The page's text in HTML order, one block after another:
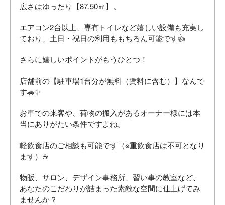
広さはゆったり【87.50㎡】。
エアコン2台以上、専有トイレなど嬉しい設備も充実し
ており、土日・祝日の利用ももちろん可能です👍
さらに嬉しいポイントがもうひとつ！
店舗前の【駐車場1台分が無料（賃料に含む）】なんで
す🚗✨
お車での来客や、荷物の搬入があるオーナー様には本
当にありがたい条件ですよね。
軽飲食店のご相談も可能です（※重飲食店は不可となり
ます）☕
物販、サロン、デザイン事務所、習い事の教室など、
あなたのこだわりが詰まった素敵な空間に仕上げてみ
ませんか？